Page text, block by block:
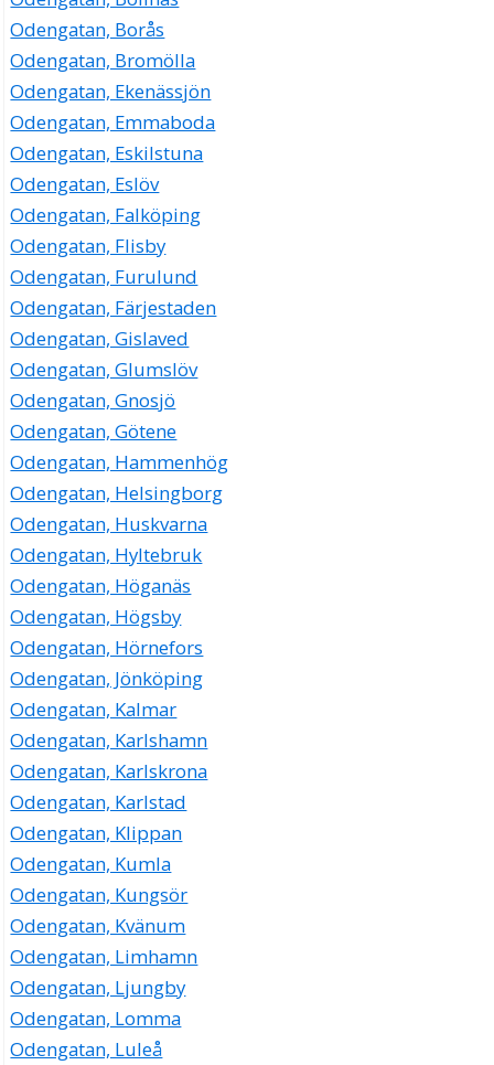
Odengatan, Borås
Odengatan, Bromölla
Odengatan, Ekenässjön
Odengatan, Emmaboda
Odengatan, Eskilstuna
Odengatan, Eslöv
Odengatan, Falköping
Odengatan, Flisby
Odengatan, Furulund
Odengatan, Färjestaden
Odengatan, Gislaved
Odengatan, Glumslöv
Odengatan, Gnosjö
Odengatan, Götene
Odengatan, Hammenhög
Odengatan, Helsingborg
Odengatan, Huskvarna
Odengatan, Hyltebruk
Odengatan, Höganäs
Odengatan, Högsby
Odengatan, Hörnefors
Odengatan, Jönköping
Odengatan, Kalmar
Odengatan, Karlshamn
Odengatan, Karlskrona
Odengatan, Karlstad
Odengatan, Klippan
Odengatan, Kumla
Odengatan, Kungsör
Odengatan, Kvänum
Odengatan, Limhamn
Odengatan, Ljungby
Odengatan, Lomma
Odengatan, Luleå